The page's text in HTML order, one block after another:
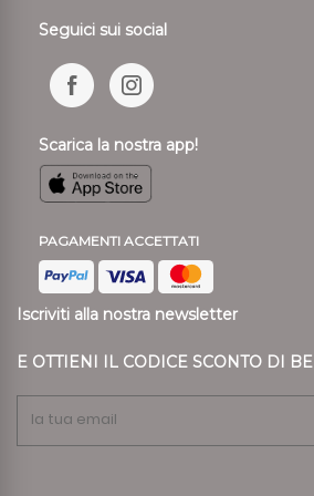
Seguici sui social
Scarica la nostra app!
PAGAMENTI ACCETTATI
Iscriviti alla nostra newsletter
E OTTIENI IL CODICE SCONTO DI